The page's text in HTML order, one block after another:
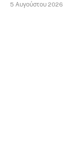
5 Αυγούστου 2026